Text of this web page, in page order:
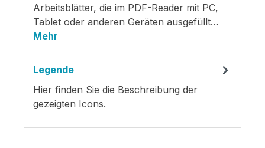
Arbeitsblätter, die im PDF-Reader mit PC,
Tablet oder anderen Geräten ausgefüllt…
Mehr
Legende
Hier finden Sie die Beschreibung der
gezeigten Icons.